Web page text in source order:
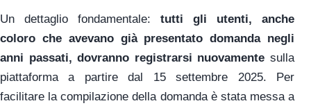
Un dettaglio fondamentale: tutti gli utenti, anche
coloro che avevano già presentato domanda negli
anni passati, dovranno registrarsi nuovamente sulla
piattaforma a partire dal 15 settembre 2025. Per
facilitare la compilazione della domanda è stata messa a